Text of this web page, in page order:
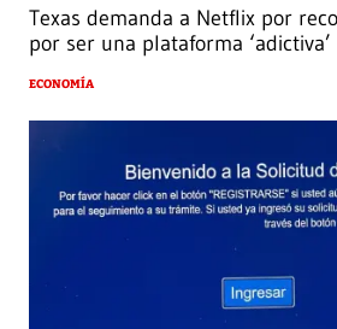
Texas demanda a Netflix por
por ser una plataforma ‘adictiva’
ECONOMÍA